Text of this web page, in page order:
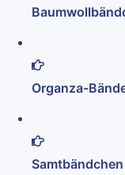
Organza-
Samtbändchen